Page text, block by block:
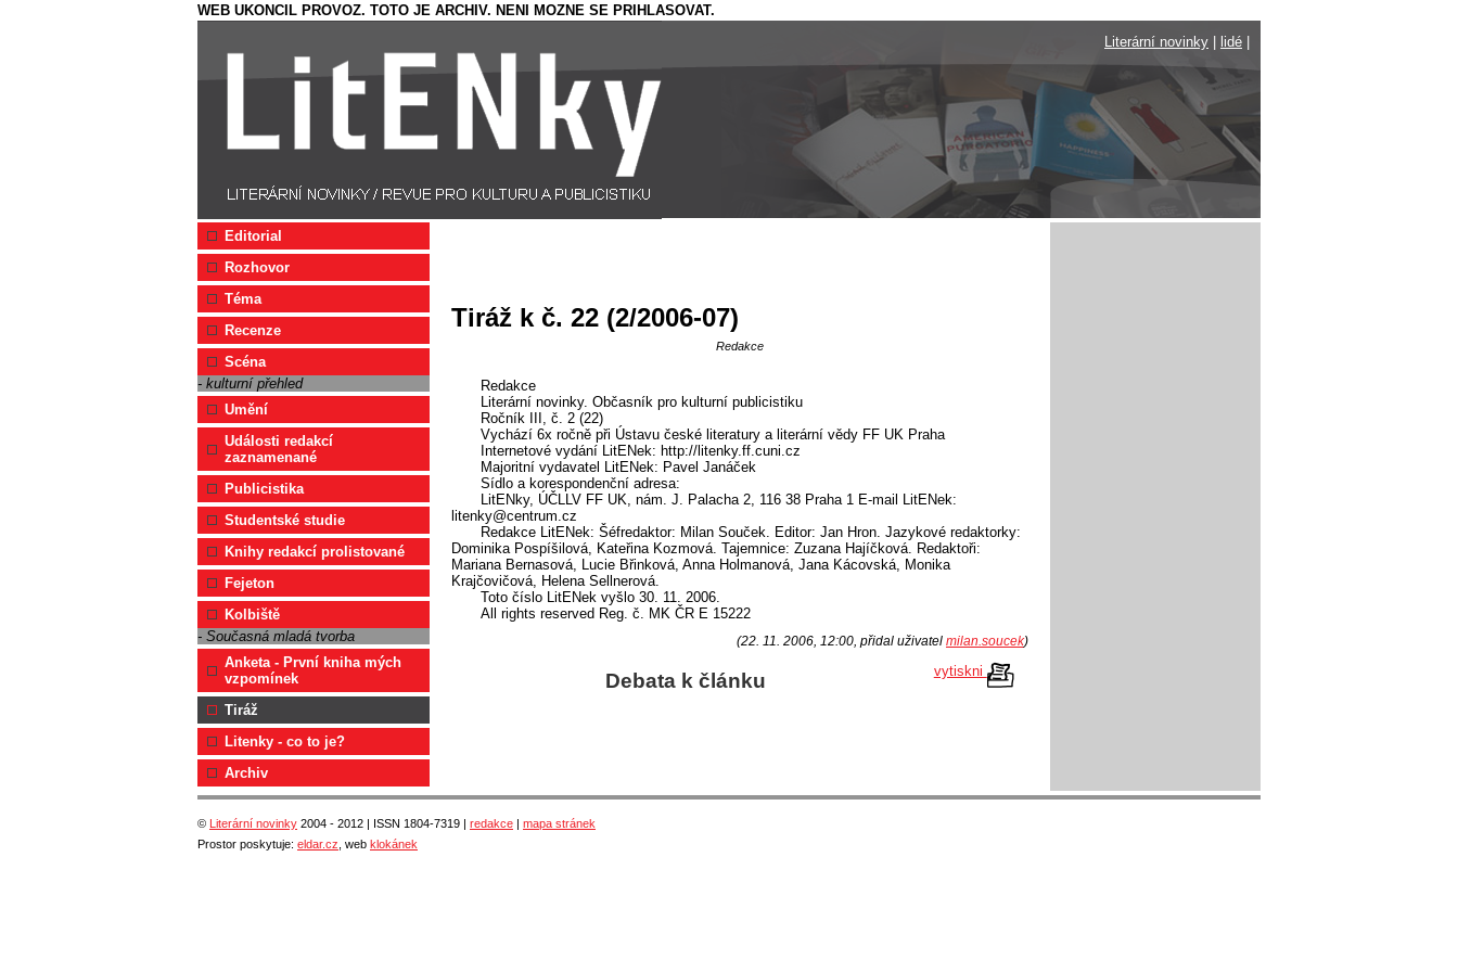
WEB UKONCIL PROVOZ. TOTO JE ARCHIV. NENI MOZNE SE PRIHLASOVAT.
Literární novinky
lidé
Editorial
Rozhovor
Téma
Recenze
Scéna
- kulturní přehled
Umění
Události redakcí
zaznamenané
Publicistika
Studentské studie
Knihy redakcí prolistované
Fejeton
Kolbiště
- Současná mladá tvorba
Anketa - První kniha mých
vzpomínek
Tiráž
Litenky - co to je?
Archiv
Tiráž k č. 22 (2/2006-07)
Redakce
Redakce
Literární novinky. Občasník pro kulturní publicistiku
Ročník III, č. 2 (22)
Vychází 6x ročně při Ústavu české literatury a literární vědy FF UK Praha
Internetové vydání LitENek: http://litenky.ff.cuni.cz
Majoritní vydavatel LitENek: Pavel Janáček
Sídlo a korespondenční adresa:
LitENky, ÚČLLV FF UK, nám. J. Palacha 2, 116 38 Praha 1 E-mail LitENek:
litenky@centrum.cz
Redakce LitENek: Šéfredaktor: Milan Souček. Editor: Jan Hron. Jazykové redaktorky:
Dominika Pospíšilová, Kateřina Kozmová. Tajemnice: Zuzana Hajíčková. Redaktoři:
Mariana Bernasová, Lucie Břinková, Anna Holmanová, Jana Kácovská, Monika
Krajčovičová, Helena Sellnerová.
Toto číslo LitENek vyšlo 30. 11. 2006.
All rights reserved Reg. č. MK ČR E 15222
(22. 11. 2006, 12:00, přidal uživatel milan.soucek)
vytiskni
Debata k článku
© Literární novinky 2004 - 2012 | ISSN 1804-7319 | redakce
mapa stránek
Prostor poskytuje: eldar.cz , web klokánek